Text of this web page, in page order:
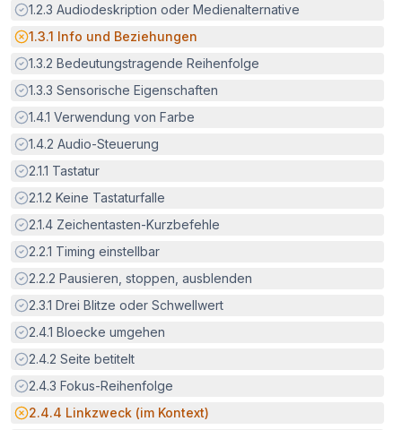
Erfüllt:
1.2.3 Audiodeskription oder Medienalternative
Potenzielle Barriere:
1.3.1 Info und Beziehungen
Erfüllt:
1.3.2 Bedeutungstragende Reihenfolge
Erfüllt:
1.3.3 Sensorische Eigenschaften
Erfüllt:
1.4.1 Verwendung von Farbe
Erfüllt:
1.4.2 Audio-Steuerung
Erfüllt:
2.1.1 Tastatur
Erfüllt:
2.1.2 Keine Tastaturfalle
Erfüllt:
2.1.4 Zeichentasten-Kurzbefehle
Erfüllt:
2.2.1 Timing einstellbar
Erfüllt:
2.2.2 Pausieren, stoppen, ausblenden
Erfüllt:
2.3.1 Drei Blitze oder Schwellwert
Erfüllt:
2.4.1 Bloecke umgehen
Erfüllt:
2.4.2 Seite betitelt
Erfüllt:
2.4.3 Fokus-Reihenfolge
Potenzielle Barriere:
2.4.4 Linkzweck (im Kontext)